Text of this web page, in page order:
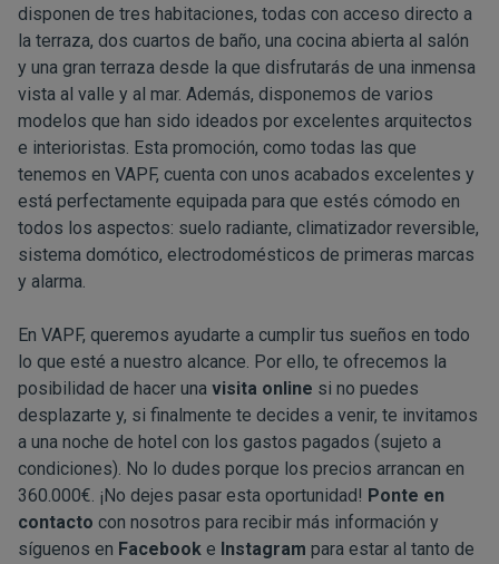
disponen de tres habitaciones, todas con acceso directo a
la terraza, dos cuartos de baño, una cocina abierta al salón
y una gran terraza desde la que disfrutarás de una inmensa
vista al valle y al mar. Además, disponemos de varios
modelos que han sido ideados por excelentes arquitectos
e interioristas. Esta promoción, como todas las que
tenemos en VAPF, cuenta con unos acabados excelentes y
está perfectamente equipada para que estés cómodo en
todos los aspectos: suelo radiante, climatizador reversible,
sistema domótico, electrodomésticos de primeras marcas
y alarma.
En VAPF, queremos ayudarte a cumplir tus sueños en todo
lo que esté a nuestro alcance. Por ello, te ofrecemos la
posibilidad de hacer una visita online si no puedes
desplazarte y, si finalmente te decides a venir, te invitamos
a una noche de hotel con los gastos pagados (sujeto a
condiciones). No lo dudes porque los precios arrancan en
360.000€. ¡No dejes pasar esta oportunidad! Ponte en
contacto con nosotros para recibir más información y
síguenos en Facebook e Instagram para estar al tanto de